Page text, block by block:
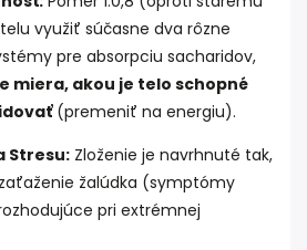
využiť súčasne dva rôzne
pre absorpciu sacharidov,
miera, akou je telo schopné
(premeniť na energiu).
Stresu: Zloženie je navrhnuté tak,
žalúdka (symptómy
pri extrémnej